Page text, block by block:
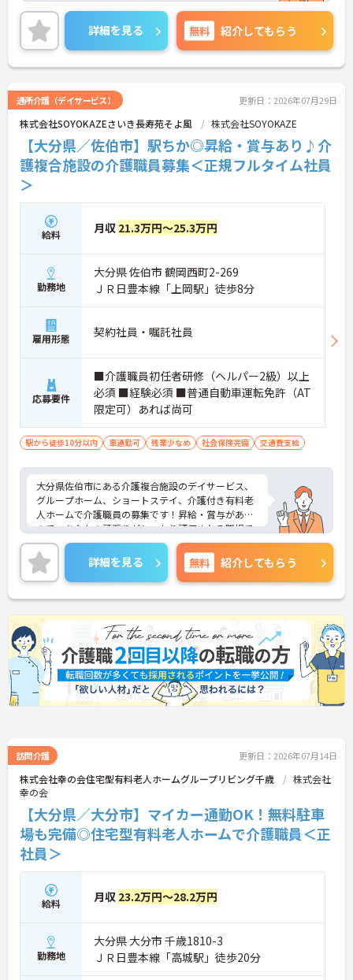
地域に密着した病院として地元に根付いた医療を提
供しています。詳細を見る 無料 紹介してもらう
通所介護（デイサービス） 更新日：2026年07月29日
株式会社SOYOKAZEさいき長寿苑そよ風 株式会社SOYOKAZE
【大分県／佐伯市】駅ちか◎昇給・賞与あり♪介
護複合施設の介護職員募集＜正規フルタイム社員
＞
給料 月収 21.3万円～25.3万円
勤務地
大分県 佐伯市 鶴岡西町2-269
ＪＲ日豊本線「上岡駅」徒歩8分
雇用形態 契約社員・嘱託社員
応募要件
■介護職員初任者研修（ヘルパー2級）以上
必須 ■経験必須 ■普通自動車運転免許（AT
限定可）あれば尚可
駅から徒歩10分以内 車通勤可 残業少なめ 社会保険完備 交通費支給
大分県佐伯市にある介護複合施設のデイサービス、
グループホーム、ショートステイ、介護付き有料老
人ホームで介護職員の募集です！昇給・賞与がある
ので、あなたの頑張りがしっかり評価される職場で
す♪昼食補助があるのもうれしいポイント◎ご興味
のある方は、面接ポイントをお伝えしますので、お
気軽にご連絡ください。
詳細を見る 無料 紹介してもらう
訪問介護 更新日：2026年07月14日
株式会社幸の会住宅型有料老人ホームグループリビング千歳
株式会社
幸の会
【大分県／大分市】マイカー通勤OK！無料駐車
場も完備◎住宅型有料老人ホームで介護職員＜正
社員＞
給料 月収 23.2万円～28.2万円
勤務地
大分県 大分市 千歳1810-3
ＪＲ日豊本線「高城駅」徒歩20分